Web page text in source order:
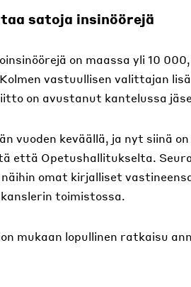
satoja insinöörejä
on maassa yli 10
vastuullisen valittajan
on avustanut kantelussa
vuoden keväällä, ja nyt siinä
että Opetushallitukselta.
omat kirjalliset
toimistossa.
mukaan lopullinen ratkaisu